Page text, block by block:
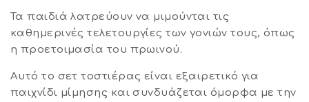
Τα παιδιά λατρεύουν να μιμούνται τις
καθημερινές τελετουργίες των γονιών τους, όπως
η προετοιμασία του πρωινού.
Αυτό το σετ τοστιέρας είναι εξαιρετικό για
παιχνίδι μίμησης και συνδυάζεται όμορφα με την